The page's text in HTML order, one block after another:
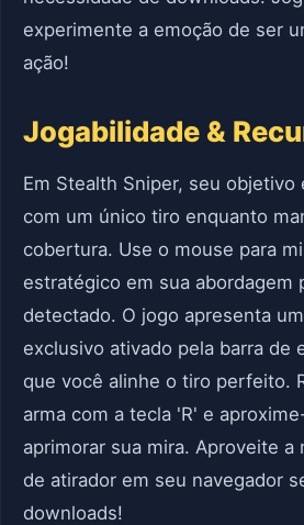
experimente a emoção de ser
ação!
Jogabilidade &
Em Stealth Sniper, seu objetivo
com um único tiro enquanto
cobertura. Use o mouse para
estratégico em sua abordagem
detectado. O jogo apresenta
exclusivo ativado pela barra de
que você alinhe o tiro perfeito.
arma com a tecla 'R' e
aprimorar sua mira. Aproveite a
de atirador em seu navegador
downloads!